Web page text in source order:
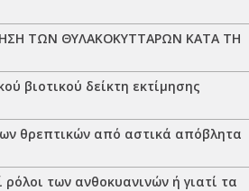
ΤΩΝ ΘΥΛΑΚΟΚΥΤΤΑΡΩΝ ΚΑΤΑ ΤΗ
βιοτικού δείκτη εκτίμησης
θρεπτικών από αστικά απόβλητα
των ανθοκυανινών ή γιατί τα